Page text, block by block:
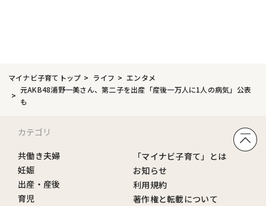
マイナビ子育てトップ ライフ
エンタメ
元AKB48浦野一美さん、第二子を出産「産後一万人に1人の病気」公表
も
カテゴリ
共働き夫婦
妊娠
出産・産後
育児
「マイナビ子育て」とは
お知らせ
利用規約
著作権と転載について